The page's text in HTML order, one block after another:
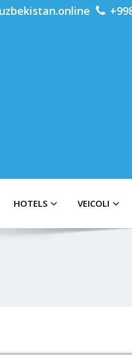
HOTELS VEICOLI